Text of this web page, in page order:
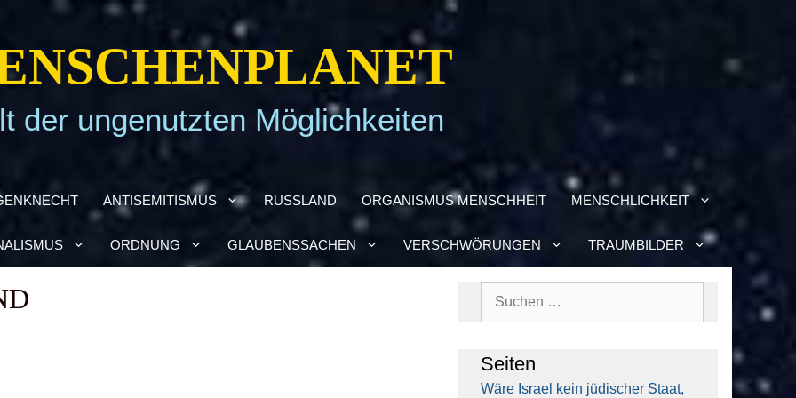
der ungenutzten Möglichkeiten
ANTI­SE­MI­TIS­MUS RUSS­LAND ORGA­NIS­MUS MENSCH­HEIT MENSCH­LICH­KEIT
ORD­NUNG GLAU­BENS­SA­CHEN VER­SCHWÖ­RUN­GEN TRAUM­BIL­DER
Sei­ten
Wäre Isra­el kein jüdi­scher Staat,